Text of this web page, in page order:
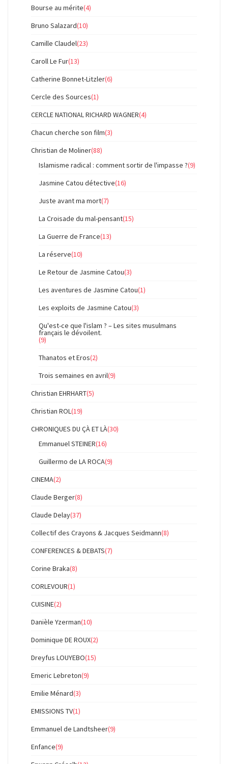
Bourse au mérite(4)
Bruno Salazard(10)
Camille Claudel(23)
Caroll Le Fur(13)
Catherine Bonnet-Litzler(6)
Cercle des Sources(1)
CERCLE NATIONAL RICHARD WAGNER(4)
Chacun cherche son film(3)
Christian de Moliner(88)
Islamisme radical : comment sortir de l'impasse ?(9)
Jasmine Catou détective(16)
Juste avant ma mort(7)
La Croisade du mal-pensant(15)
La Guerre de France(13)
La réserve(10)
Le Retour de Jasmine Catou(3)
Les aventures de Jasmine Catou(1)
Les exploits de Jasmine Catou(3)
Qu'est-ce que l'islam ? – Les sites musulmans
français le dévoilent.
(9)
Thanatos et Eros(2)
Trois semaines en avril(9)
Christian EHRHART(5)
Christian ROL(19)
CHRONIQUES DU ÇÀ ET LÀ(30)
Emmanuel STEINER(16)
Guillermo de LA ROCA(9)
CINEMA(2)
Claude Berger(8)
Claude Delay(37)
Collectif des Crayons & Jacques Seidmann(8)
CONFERENCES & DEBATS(7)
Corine Braka(8)
CORLEVOUR(1)
CUISINE(2)
Danièle Yzerman(10)
Dominique DE ROUX(2)
Dreyfus LOUYEBO(15)
Emeric Lebreton(9)
Emilie Ménard(3)
EMISSIONS TV(1)
Emmanuel de Landtsheer(9)
Enfance(9)